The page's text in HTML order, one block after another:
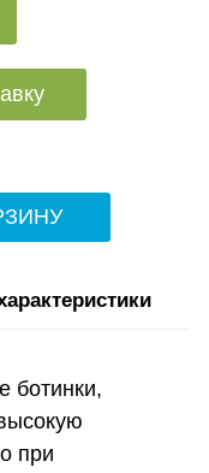
ботинки,
при